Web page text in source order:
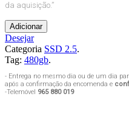
da aquisição.”
Adicionar
Desejar
Categoria SSD 2.5.
Tag: 480gb.
- Entrega no mesmo dia ou de um dia
após a confirmação da encomenda e
-Telemóvel 965 880 019